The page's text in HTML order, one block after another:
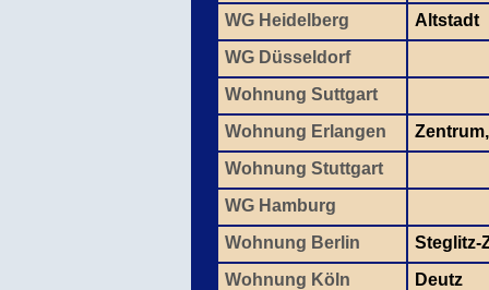
WG Heidelberg
Altstadt
WG Düsseldorf
Wohnung Suttgart
Wohnung Erlangen
Wohnung Stuttgart
WG Hamburg
Wohnung Berlin
Steglitz-
Wohnung Köln
Deutz